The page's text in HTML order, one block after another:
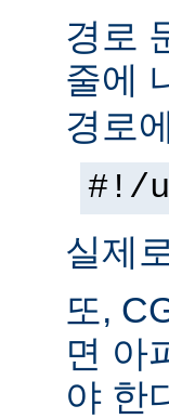
경로
줄에
경로
#!/
실제
또,
면 아
야 한